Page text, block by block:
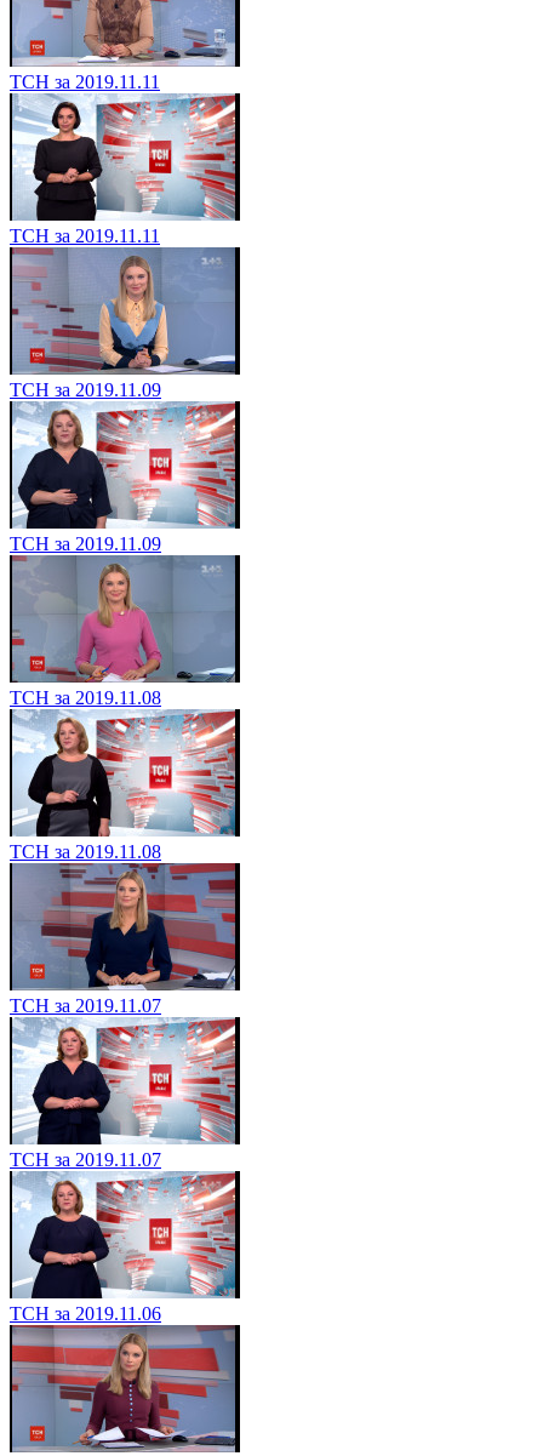
ТСН за 2019.11.11
ТСН за 2019.11.11
ТСН за 2019.11.09
ТСН за 2019.11.09
ТСН за 2019.11.08
ТСН за 2019.11.08
ТСН за 2019.11.07
ТСН за 2019.11.07
ТСН за 2019.11.06